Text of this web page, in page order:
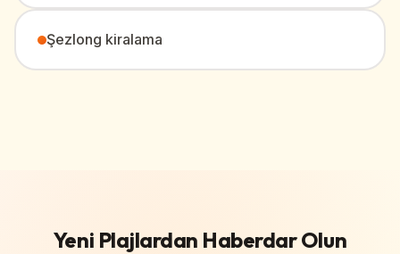
Şezlong kiralama
Yeni Plajlardan Haberdar Olun